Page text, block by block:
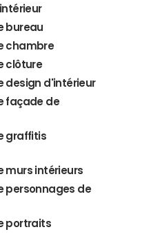
bureau
chambre
clôture
design d'intérieur
façade de
graffitis
murs intérieurs
personnages de
portraits